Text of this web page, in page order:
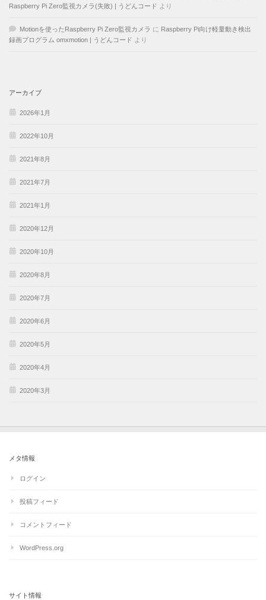
Raspberry Pi Zero監視カメラ(失敗) | うどんコード より
Motionを使ったRaspberry Pi Zero監視カメラ に Raspberry Pi向け軽量動き検出
録画プログラム omxmotion | うどんコード より
アーカイブ
2026年1月
2022年10月
2021年8月
2021年7月
2021年1月
2020年12月
2020年10月
2020年8月
2020年7月
2020年6月
2020年5月
2020年4月
2020年3月
メタ情報
ログイン
投稿フィード
コメントフィード
WordPress.org
サイト情報